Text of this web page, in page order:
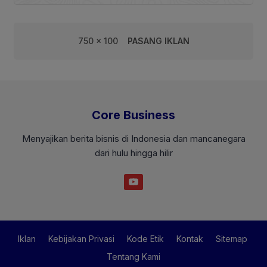
750 x 100 PASANG IKLAN
Core Business
Menyajikan berita bisnis di Indonesia dan mancanegara
dari hulu hingga hilir
Iklan Kebijakan Privasi Kode Etik Kontak
Sitemap
Tentang Kami